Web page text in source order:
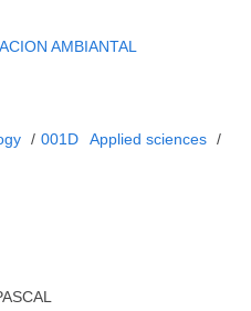
AMBIANTAL
/ 001D Applied sciences /